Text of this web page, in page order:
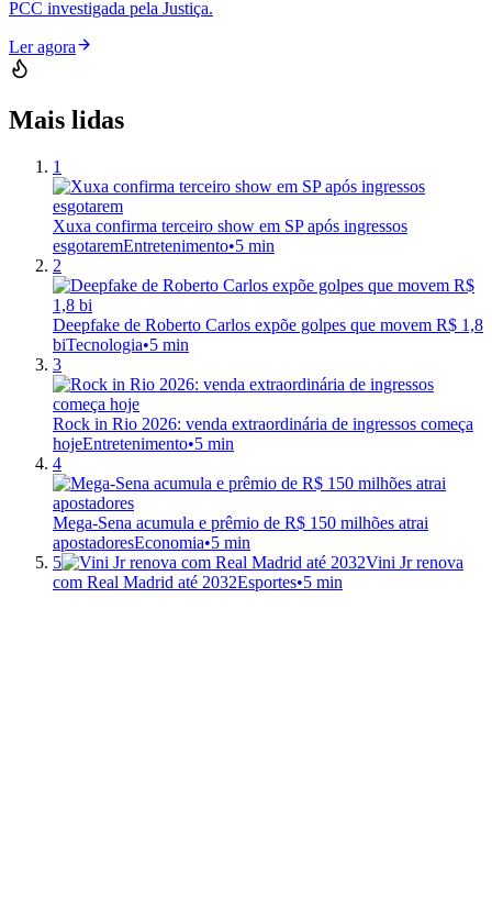
PCC investigada pela Justiça.
Ler agora
Mais lidas
1
Xuxa confirma terceiro show em SP após ingressos
esgotaremEntretenimento•5 min
2
Deepfake de Roberto Carlos expõe golpes que movem R$ 1,8
biTecnologia•5 min
3
Rock in Rio 2026: venda extraordinária de ingressos começa
hojeEntretenimento•5 min
4
Mega-Sena acumula e prêmio de R$ 150 milhões atrai
apostadoresEconomia•5 min
5
Vini Jr renova
com Real Madrid até 2032Esportes•5 min